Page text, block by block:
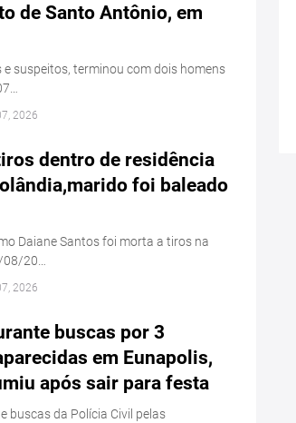
de Santo Antônio, em
suspeitos, terminou com dois homens
2026
dentro de residência
foi baleado
Daiane Santos foi morta a tiros na
20…
2026
buscas por 3
em Eunapolis,
após sair para festa
buscas da Polícia Civil pelas